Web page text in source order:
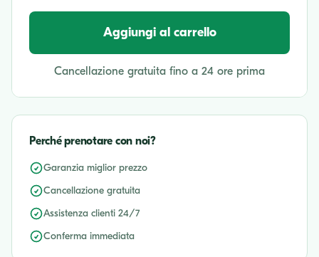
Aggiungi al carrello
Cancellazione gratuita fino a 24 ore prima
Perché prenotare con noi?
Garanzia miglior prezzo
Cancellazione gratuita
Assistenza clienti 24/7
Conferma immediata